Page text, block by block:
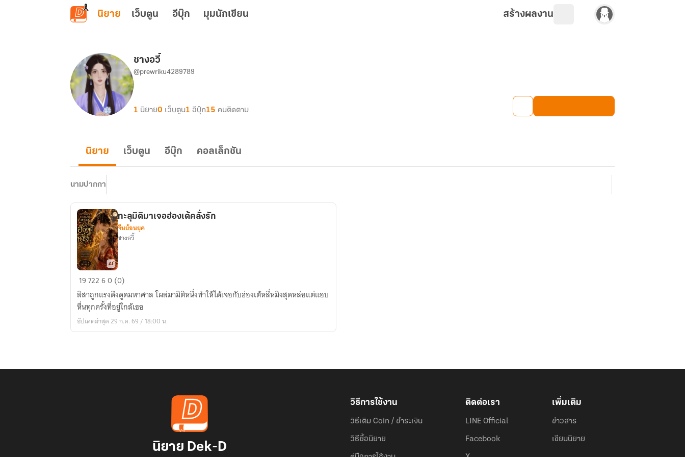
ข้ามไปยังเนื้อหาหลัก
นิยาย เว็บตูน อีบุ๊ก มุมนักเขียน สร้างผลงาน
ชางอวี้
@prewriku4289789
1 นิยาย0 เว็บตูน1 อีบุ๊ก15 คนติดตาม
นิยาย เว็บตูน อีบุ๊ก คอลเล็กชัน
นามปากกา
ทะลุ
มิติ
มา
เจอ
ฮ่องเต้
ทะลุมิติมาเจอฮ่องเต้คลั่งรัก
จีนย้อนยุค
ชางอวี้
1972260 (0)
ลิสาถูกแรงดึงดูดมหาศาล โผล่มามิติหนึ่งทำให้ได้เจอกับฮ่องเต้หลี่หมิงสุดหล่อแต่แอบ
หื่นทุกครั้งที่อยู่ใกล้เธอ
อัปเดตล่าสุด 29 ก.ค. 69 / 18:00 น.
นิยาย Dek-D
วิธีการใช้งาน
วิธีเติม Coin / ชำระเงิน
วิธีซื้อนิยาย
ติดต่อเรา
LINE Official
Facebook
เพิ่มเติม
ข่าวสาร
เขียนนิยาย